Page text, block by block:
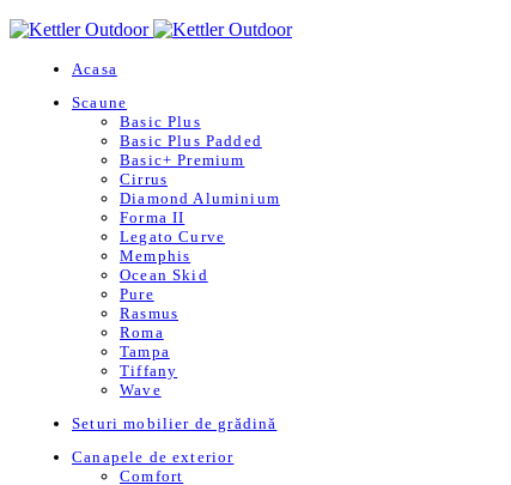
Acasa
Scaune
Basic Plus
Basic Plus Padded
Basic+ Premium
Cirrus
Diamond Aluminium
Forma II
Legato Curve
Memphis
Ocean Skid
Pure
Rasmus
Roma
Tampa
Tiffany
Wave
Seturi mobilier de grădină
Canapele de exterior
Comfort